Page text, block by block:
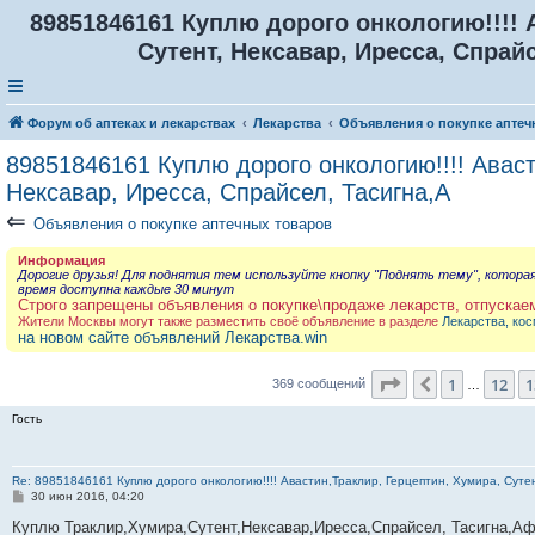
89851846161 Куплю дорого онкологию!!!!
Сутент, Нексавар, Иресса,
Форум об аптеках и лекарствах Лекарства Объявления о покупке
89851846161 Куплю дорого онкологию!!!!
Нексавар, Иресса, Спрайсел, Тасигна,А
⇐ Объявления о покупке аптечных товаров
Информация
Дорогие друзья! Для поднятия тем используйте кнопку "Поднять тему",
время доступна каждые 30 минут
Строго запрещены объявления о покупке\продаже лекарств,
Жители Москвы могут также разместить своё объявление в разделе Лекарства,
на новом сайте объявлений Лекарства.win
369 сообщений Страница 14из
Пред.
1 12
Гость
Re: 89851846161 Куплю дорого онкологию!!!! Авастин,Траклир, Герцептин, Хумира,
С
о
30 июн 2016, 04:20
Куплю Траклир,Хумира,Сутент,Нексавар,Иресса,Спрайсел,